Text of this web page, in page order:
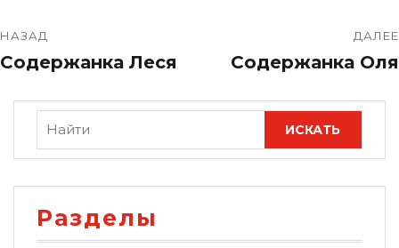
НАЗАД
Содержанка Леся
ДАЛЕЕ
Содержанка Оля
Разделы